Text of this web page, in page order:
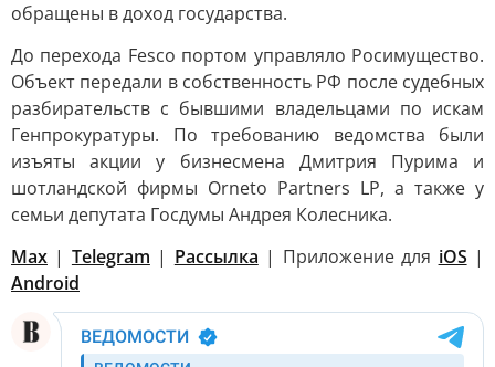
обращены в доход государства.
До перехода Fesco портом управляло Росимущество.
Объект передали в собственность РФ после судебных
разбирательств с бывшими владельцами по искам
Генпрокуратуры. По требованию ведомства были
изъяты акции у бизнесмена Дмитрия Пурима и
шотландской фирмы Orneto Partners LP, а также у
семьи депутата Госдумы Андрея Колесника.
Max | Telegram | Рассылка | Приложение для iOS |
Android